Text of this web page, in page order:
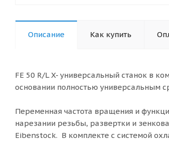
Описание Как купить
FE 50 R/L X- универсальный станок в
основании полностью универсальным
Переменная частота вращения и
нарезании резьбы, развертки и
Eibenstock. В комплекте с системой